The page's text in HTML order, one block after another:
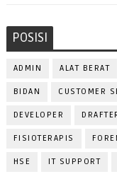
POSISI
ADMIN ALAT BERAT
BIDAN CUSTOMER
DEVELOPER
FISIOTERAPIS
HSE IT SUPPORT